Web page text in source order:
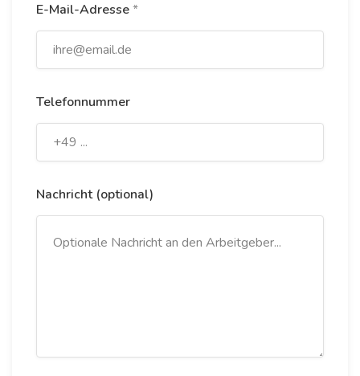
E-Mail-Adresse*
Telefonnummer
Nachricht (optional)